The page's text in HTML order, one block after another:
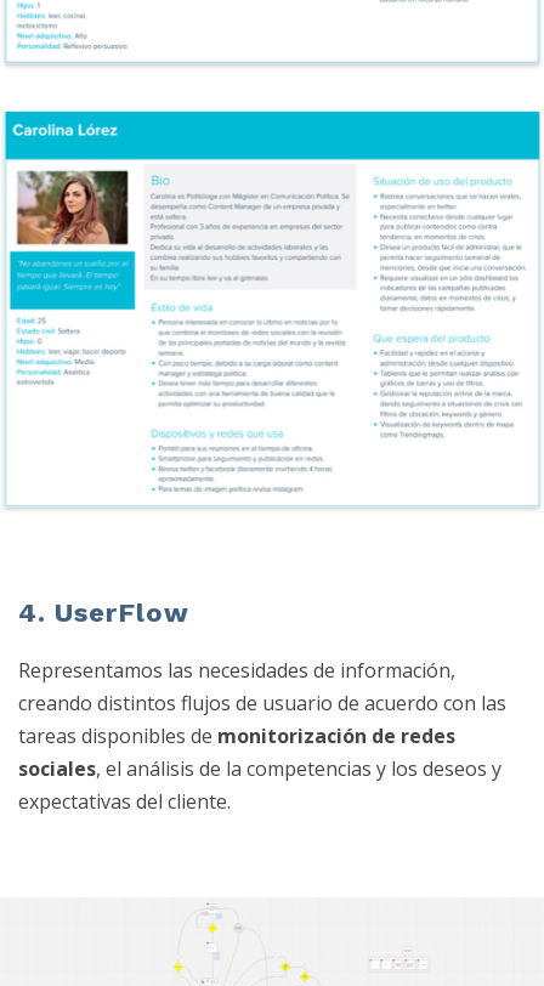
4. UserFlow
Representamos las necesidades de información,
creando distintos flujos de usuario de acuerdo con las
tareas disponibles de monitorización de redes
sociales, el análisis de la competencias y los deseos y
expectativas del cliente.